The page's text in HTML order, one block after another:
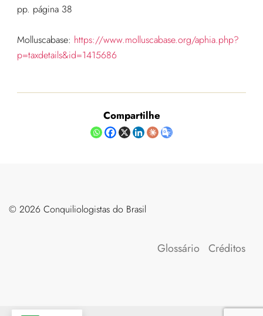
pp. página 38
Molluscabase: https://www.molluscabase.org/aphia.php?
p=taxdetails&id=1415686
Compartilhe
©️ 2026 Conquiliologistas do Brasil
Glossário Créditos